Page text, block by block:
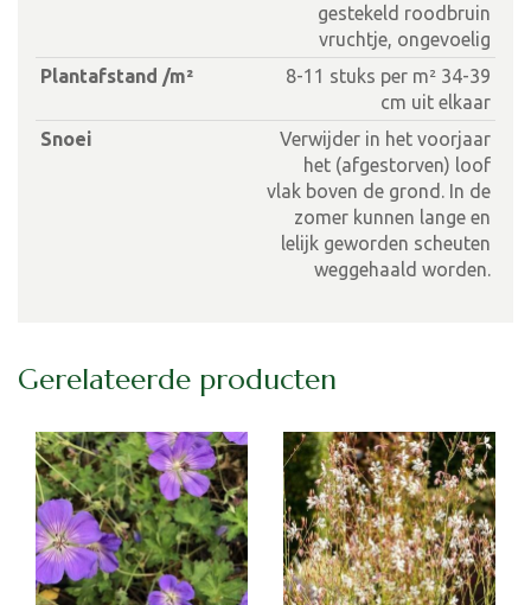
gestekeld roodbruin
vruchtje, ongevoelig
Plantafstand /m²
8-11 stuks per m² 34-39
cm uit elkaar
Snoei
Verwijder in het voorjaar
het (afgestorven) loof
vlak boven de grond. In de
zomer kunnen lange en
lelijk geworden scheuten
weggehaald worden.
Gerelateerde producten